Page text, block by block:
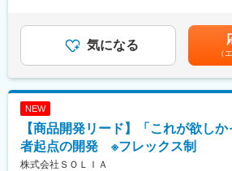
■当社について：
アンファーは、1999年に皮膚科学の知
ァーでは“予防医学“を基に、プロダク
変更の範囲：会社の定める業務
・年に１回研究員が半年かけて準備す
コンテストがあります。自分で研究開発
し、実際に魅力的なものであれば商品
◇風通しの良さ
社内にはアナログ・Web両方の意見箱が
なく改善提案を発信できる風土がありま
額＞666,666円～848,625円（12分割）
有無＞有＜残業手当＞有＜給与補足＞※
を鑑みたうえで決定するため金額が上
昇給：年1回■賞与：決算賞与のみ※決算
により変動あり賃金はあくまでも目安
です。
気になる
（
NEW
【商品開発リード】「これが欲し
者起点の開発 ※フレックス制
株式会社ＳＯＬＩＡ